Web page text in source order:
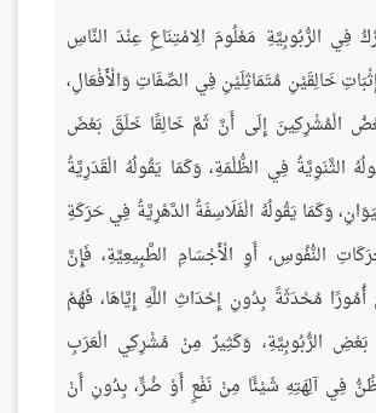
فِي الرُّبُوبِيَّةِ مَعْلُومَ الِامْتِنَاعِ عِنْدَ النَّاسِ
خَالِقَيْنِ مُتَمَاثِلَيْنِ فِي الصِّفَاتِ وَالْأَفْعَالِ،
الْمُشْرِكِينَ إِلَى أَنَّ ثَمَّ خَالِقًا خَلَقَ بَعْضَ
الثَّنَوِيَّةُ فِي الظُّلْمَةِ، وَكَمَا يَقُولُهُ الْقَدَرِيَّةُ
وَكَمَا يَقُولُهُ الْفَلَاسِفَةُ الدَّهْرِيَّةُ فِي حَرَكَةِ
النُّفُوسِ، أَوِ الْأَجْسَامِ الطَّبِيعِيَّةِ، فَإِنَّ
مُحْدَثَةً بِدُونِ إِحْدَاثِ اللَّهِ إِيَّاهَا، فَهُمْ
الرُّبُوبِيَّةِ، وَكَثِيرٌ مِنْ مُشْرِكِي الْعَرَبِ
فِي آلِهَتِهِ شَيْئًا مِنْ نَفْعٍ أَوْ ضُرٍّ، بِدُونِ أَنْ